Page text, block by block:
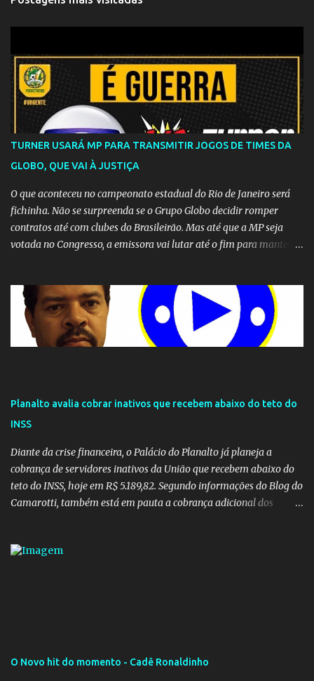
TURNER USARÁ MP PARA TRANSMITIR JOGOS DE TIMES DA
GLOBO, QUE VAI À JUSTIÇA
O que aconteceu no campeonato estadual do Rio de Janeiro será
fichinha. Não se surpreenda se o Grupo Globo decidir romper
contratos até com clubes do Brasileirão. Mas até que a MP seja
votada no Congresso, a emissora vai lutar até o fim para manter o
Planalto avalia cobrar inativos que recebem abaixo do teto do
INSS
Diante da crise financeira, o Palácio do Planalto já planeja a
cobrança de servidores inativos da União que recebem abaixo do
teto do INSS, hoje em R$ 5.189,82. Segundo informações do Blog do
Camarotti, também está em pauta a cobrança adicional dos
aumentar o percentual de recolhimento para 14%. De acordo com
O Novo hit do momento - Cadê Ronaldinho